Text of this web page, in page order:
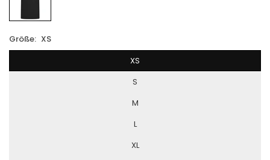
Größe: XS
XS
S
M
L
XL